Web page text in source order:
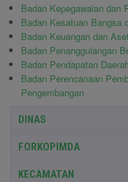
Badan Kepegawaian dan
Badan Kesatuan Bangsa
Badan Keuangan dan
Badan Penanggulangan
Badan Pendapatan
Badan Perencanaan
Pengembangan
DINAS
FORKOPIMDA
KECAMATAN